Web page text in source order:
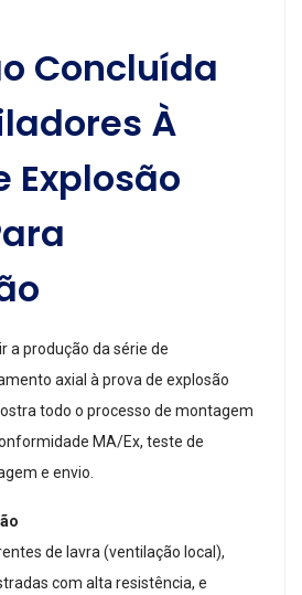
Concluída
À
Explosão
a produção da série de
axial à prova de explosão
todo o processo de montagem
MA/Ex, teste de
e envio.
de lavra (ventilação local),
com alta resistência, e